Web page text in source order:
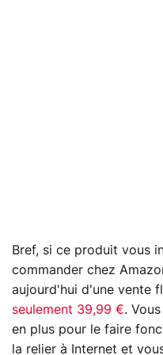
Bref, si ce produit vous
commander chez
aujourd'hui d'une vente
seulement 39,99 €.
en plus pour le faire
la relier à Internet et